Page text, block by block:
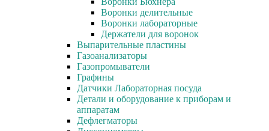
Воронки делительные
Воронки лабораторные
Держатели для воронок
Выпарительные пластины
Газоанализаторы
Газопромыватели
Графины
Датчики Лабораторная посуда
Детали и оборудование к приборам и
аппаратам
Дефлегматоры